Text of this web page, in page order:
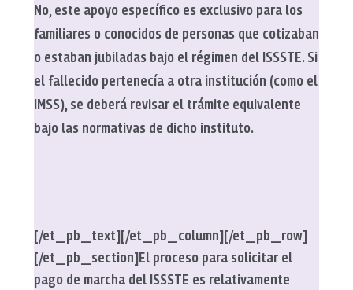
No, este apoyo específico es exclusivo para los
familiares o conocidos de personas que cotizaban
o estaban jubiladas bajo el régimen del ISSSTE. Si
el fallecido pertenecía a otra institución (como el
IMSS), se deberá revisar el trámite equivalente
bajo las normativas de dicho instituto.
[/et_pb_text][/et_pb_column][/et_pb_row]
[/et_pb_section]El proceso para solicitar el
pago de marcha del ISSSTE es relativamente